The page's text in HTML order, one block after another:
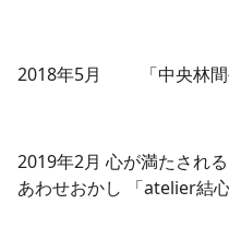
2018年5月 「中央林間
2019年2月 心が満たされ
あわせおかし 「atelier結